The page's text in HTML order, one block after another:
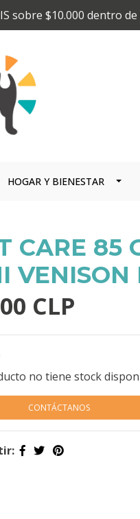
sobre $10.000 dentro
HOGAR Y BIENESTAR
CARE 85
VENISON
CLP
no tiene stock
CONTÁCTANOS